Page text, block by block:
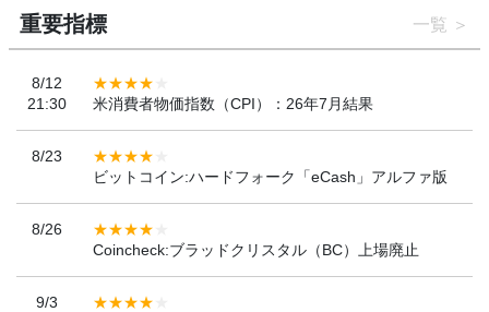
重要指標 一覧
8/12
21:30
米消費者物価指数（CPI）：26年7月結果
8/23
ビットコイン:ハードフォーク「eCash」アルファ版
8/26
Coincheck:ブラッドクリスタル（BC）上場廃止
9/3